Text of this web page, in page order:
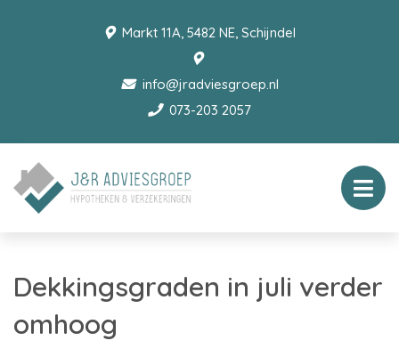
Markt 11A, 5482 NE, Schijndel
info@jradviesgroep.nl
073-203 2057
Dekkingsgraden in juli verder
omhoog